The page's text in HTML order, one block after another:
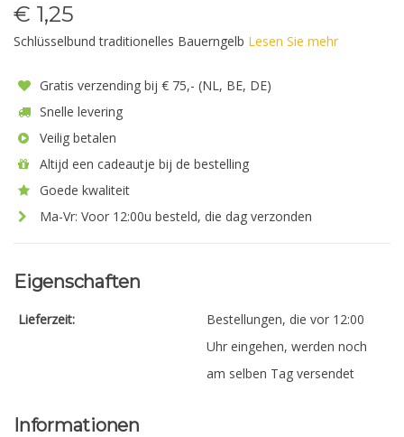
€ 1,25
Schlüsselbund traditionelles Bauerngelb Lesen Sie mehr
Gratis verzending bij € 75,- (NL, BE, DE)
Snelle levering
Veilig betalen
Altijd een cadeautje bij de bestelling
Goede kwaliteit
Ma-Vr: Voor 12:00u besteld, die dag verzonden
Eigenschaften
Lieferzeit:
Bestellungen, die vor 12:00
Uhr eingehen, werden noch
am selben Tag versendet
Informationen